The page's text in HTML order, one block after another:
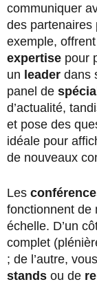
communiquer
des partenaires
exemple,
expertise pour
un leader dans
panel de
d’actualité,
et pose des
idéale pour
de nouveaux
Les
fonctionnent de
échelle. D’un
complet
; de l’autre,
stands ou de